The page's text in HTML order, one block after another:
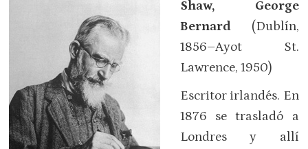
Shaw, George
Bernard (Dublín,
1856–Ayot St.
Lawrence, 1950)
Escritor irlandés. En
1876 se trasladó a
Londres y allí